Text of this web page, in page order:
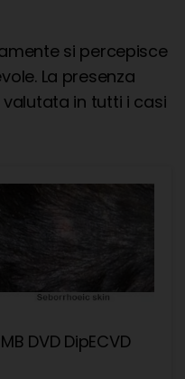
si percepisce
La presenza
in tutti i casi
DVD DipECVD